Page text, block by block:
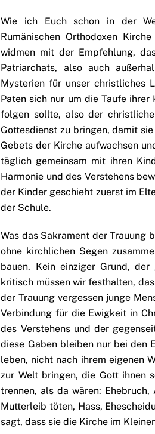
Wie ich Euch schon in der
Rumänischen Orthodoxen
widmen mit der Empfehlung,
Patriarchats, also auch
Mysterien für unser christliches
Paten sich nur um die Taufe
folgen sollte, also der
Gottesdienst zu bringen, damit
Gebets der Kirche aufwachsen
täglich gemeinsam mit ihren
Harmonie und des Verstehens
der Kinder geschieht zuerst im
der Schule.
Was das Sakrament der Trauung
ohne kirchlichen Segen
bauen. Kein einziger Grund,
kritisch müssen wir festhalten,
der Trauung vergessen junge
Verbindung für die Ewigkeit in
des Verstehens und der
diese Gaben bleiben nur bei den
leben, nicht nach ihrem eigenen
zur Welt bringen, die Gott ihnen
trennen, als da wären:
Mutterleib töten, Hass,
sagt, dass sie die Kirche im